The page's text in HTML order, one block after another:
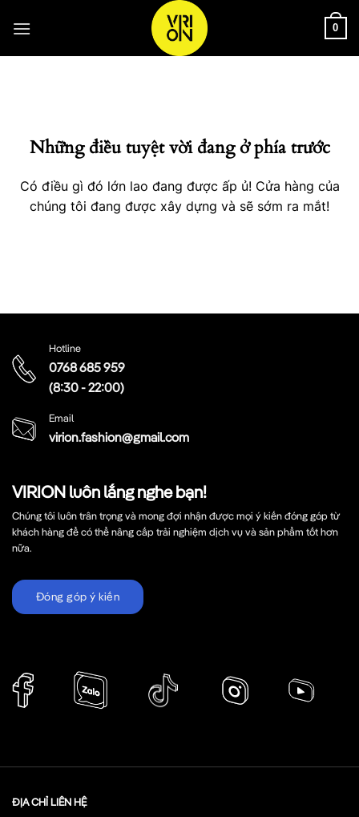
qua
0
Những điều tuyệt vời đang ở phía trước
Có điều gì đó lớn lao đang được ấp ủ! Cửa hàng của
chúng tôi đang được xây dựng và sẽ sớm ra mắt!
VIRION luôn lắng nghe bạn!
Chúng tôi luôn trân trọng và mong đợi nhận được mọi ý kiến đóng góp từ
khách hàng để có thể nâng cấp trải nghiệm dịch vụ và sản phẩm tốt hơn
nữa.
Đóng góp ý kiến
Hotline
0768 685 959
(8:30 - 22:00)
Email
virion.fashion@gmail.com
ĐỊA CHỈ LIÊN HỆ